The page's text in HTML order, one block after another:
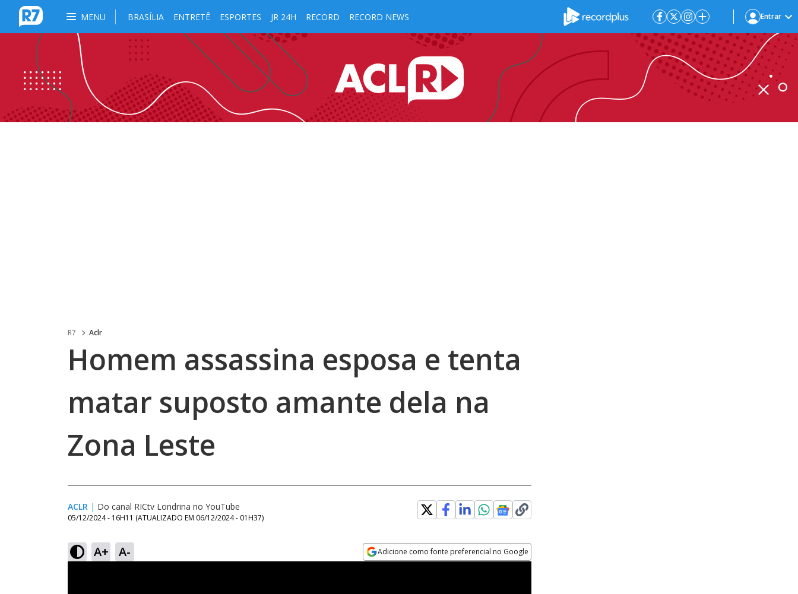
MENU BRASÍLIA ENTRETÊ ESPORTES JR 24H RECORD RECORD NEWS Entrar
R7 Aclr
Homem assassina esposa e tenta
matar suposto amante dela na
Zona Leste
ACLR | Do canal RICtv Londrina no YouTube
05/12/2024 - 16H11 (ATUALIZADO EM 06/12/2024 - 01H37)
A+ A- Adicione como fonte preferencial no Google